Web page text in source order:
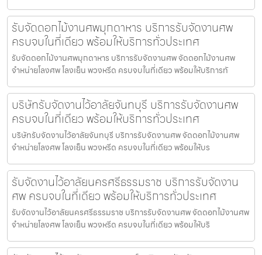
รับจัดดอกไม้งานศพมุกดาหาร บริการรับจัดงานศพ
ครบจบในที่เดียว พร้อมให้บริการทั่วประเทศ
รับจัดดอกไม้งานศพมุกดาหาร บริการรับจัดงานศพ จัดดอกไม้งานศพ
จำหน่ายโลงศพ โลงเย็น พวงหรีด ครบจบในที่เดียว พร้อมให้บริการทั
บริษัทรับจัดงานไว้อาลัยจันทบุรี บริการรับจัดงานศพ
ครบจบในที่เดียว พร้อมให้บริการทั่วประเทศ
บริษัทรับจัดงานไว้อาลัยจันทบุรี บริการรับจัดงานศพ จัดดอกไม้งานศพ
จำหน่ายโลงศพ โลงเย็น พวงหรีด ครบจบในที่เดียว พร้อมให้บร
รับจัดงานไว้อาลัยนครศรีธรรมราช บริการรับจัดงาน
ศพ ครบจบในที่เดียว พร้อมให้บริการทั่วประเทศ
รับจัดงานไว้อาลัยนครศรีธรรมราช บริการรับจัดงานศพ จัดดอกไม้งานศพ
จำหน่ายโลงศพ โลงเย็น พวงหรีด ครบจบในที่เดียว พร้อมให้บริ